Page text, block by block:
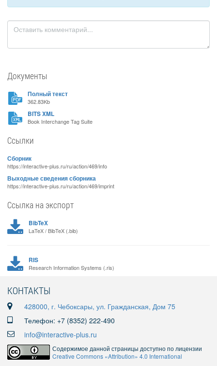
Документы
Полный текст
362.83Kb
BITS XML
Book Interchange Tag Suite
Ссылки
Сборник
https://interactive-plus.ru/ru/action/469/info
Выходные сведения сборника
https://interactive-plus.ru/ru/action/469/imprint
Ссылка на экспорт
BibTeX
LaTeX / BibTeX (.bib)
RIS
Research Information Systems (.ris)
КОНТАКТЫ
428000, г. Чебоксары, ул. Гражданская, Дом 75
Телефон: +7 (8352) 222-490
info@interactive-plus.ru
Содержимое данной страницы доступно по лицензии
Creative Commons «Attribution» 4.0 International